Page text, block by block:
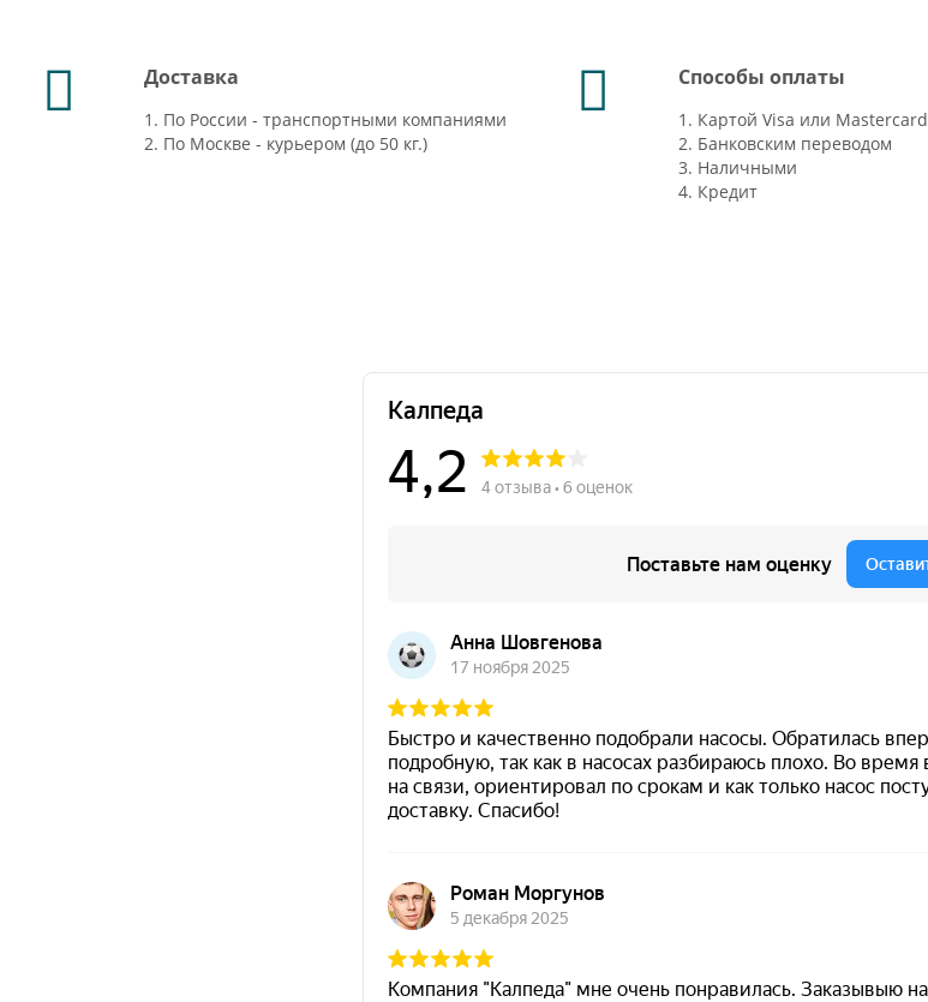
Доставка
1. По России - транспортными компаниями
2. По Москве - курьером (до 50 кг.)
Способы оплаты
1. Картой Visa или Mastercard
2. Банковским переводом
3. Наличными
4. Кредит